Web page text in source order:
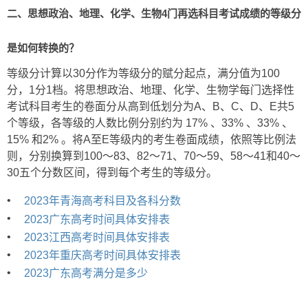
二、 思想政治、地理、化学、生物4门再选科目考试成绩的等级分
是如何转换的？
等级分计算以30分作为等级分的赋分起点，满分值为100
分，1分1档。将思想政治、地理、化学、生物学每门选择性
考试科目考生的卷面分从高到低划分为A、B、C、D、E共5
个等级，各等级的人数比例分别约为 17% 、33% 、33% 、
15% 和2% 。将A至E等级内的考生卷面成绩，依照等比例法
则，分别换算到100～83、82～71、70～59、58～41和40～
30五个分数区间，得到每个考生的等级分。
•
2023年青海高考科目及各科分数
•
2023广东高考时间具体安排表
•
2023江西高考时间具体安排表
•
2023年重庆高考时间具体安排表
•
2023广东高考满分是多少